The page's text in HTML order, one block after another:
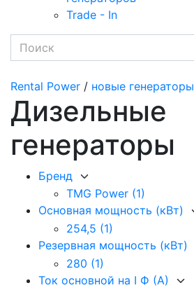
Trade - In
Rental Power / новые генераторы
Дизельные
генераторы
Бренд
TMG Power (1)
Основная мощность (кВт)
254,5 (1)
Резервная мощность (кВт)
280 (1)
Ток основной на I Ф (А)